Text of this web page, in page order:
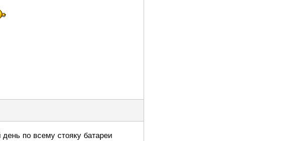
по всему стояку батареи